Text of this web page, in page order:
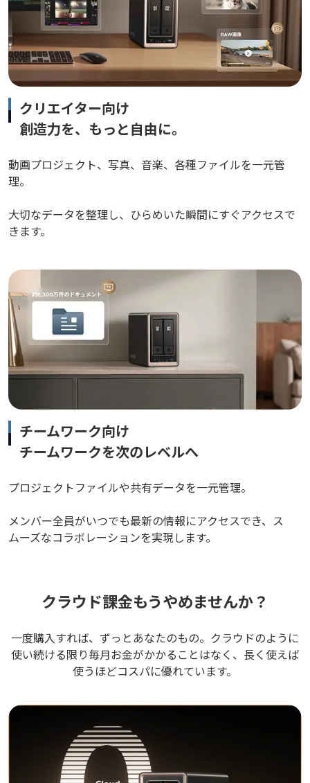
クリエイター向け
創造力を、もっと自由に。
動画プロジェクト、写真、音楽、各種ファイルを一元管
理。
大切なデータを整理し、ひらめいた瞬間にすぐアクセスで
きます。
チームワーク向け
チームワークを次のレベルへ
プロジェクトファイルや共有データを一元管理。
メンバー全員がいつでも最新の情報にアクセスでき、ス
ムーズなコラボレーションを実現します。
クラウド課金もうやめませんか？
一度購入すれば、ずっとあなたのもの。クラウドのように
使い続ける限り毎月お金がかかることはなく、長く使えば
使うほどコスパに優れています。